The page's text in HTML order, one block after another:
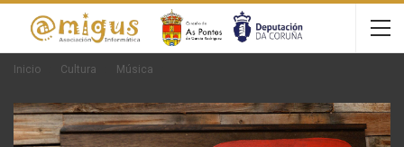
Inicio Cultura Música